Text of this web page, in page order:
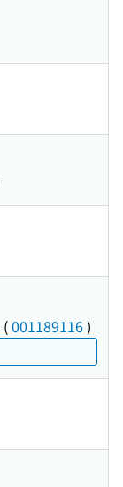
(001189116)